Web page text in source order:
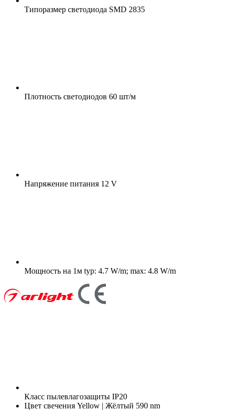
Типоразмер светодиода SMD 2835
Плотность светодиодов 60 шт/м
Напряжение питания 12 V
Мощность на 1м typ: 4.7 W/m; max: 4.8 W/m
Класс пылевлагозащиты IP20
Цвет свечения Yellow | Жёлтый 590 nm